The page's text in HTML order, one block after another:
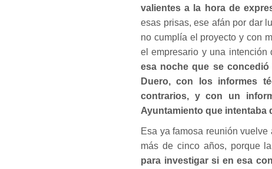
valientes a la hora de
esas prisas, ese afán por dar
no cumplía el proyecto y con
el empresario y una
esa noche que se
Duero, con los informes
contrarios, y con un
Ayuntamiento que intentaba
Esa ya famosa reunión
más de cinco años, porque la
para investigar si en esa